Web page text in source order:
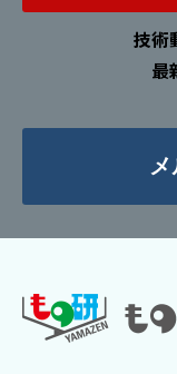
技術
最